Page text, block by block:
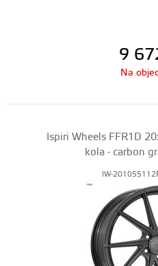
9
Na
Ispiri Wheels FFR1D
kola - carbon
IW-